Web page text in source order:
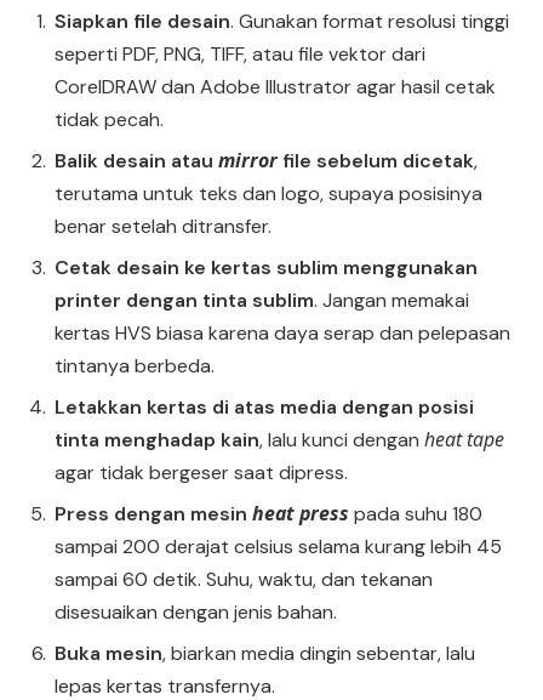
Siapkan file desain. Gunakan format resolusi tinggi
seperti PDF, PNG, TIFF, atau file vektor dari
CorelDRAW dan Adobe Illustrator agar hasil cetak
tidak pecah.
Balik desain atau mirrorfile sebelum dicetak,
terutama untuk teks dan logo, supaya posisinya
benar setelah ditransfer.
Cetak desain ke kertas sublim menggunakan
printer dengan tinta sublim. Jangan memakai
kertas HVS biasa karena daya serap dan pelepasan
tintanya berbeda.
Letakkan kertas di atas media dengan posisi
tinta menghadap kain, lalu kunci dengan heat tape
agar tidak bergeser saat dipress.
Press dengan mesin heat press pada suhu 180
sampai 200 derajat celsius selama kurang lebih 45
sampai 60 detik. Suhu, waktu, dan tekanan
disesuaikan dengan jenis bahan.
Buka mesin, biarkan media dingin sebentar, lalu
lepas kertas transfernya.